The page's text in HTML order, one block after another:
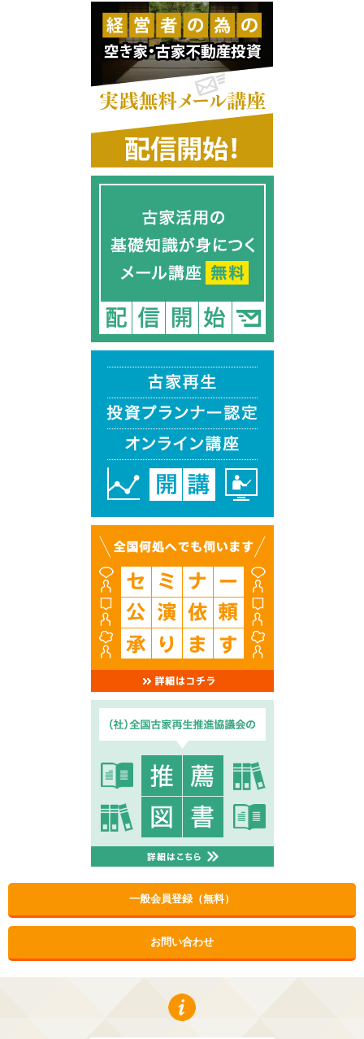
一般会員登録（無料）
お問い合わせ